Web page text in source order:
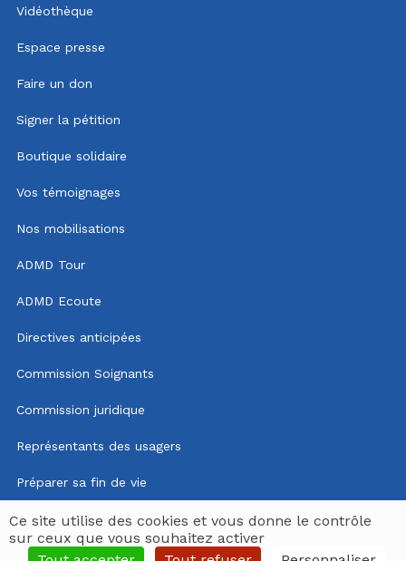
Vidéothèque
Espace presse
Faire un don
Signer la pétition
Boutique solidaire
Vos témoignages
Nos mobilisations
ADMD Tour
ADMD Ecoute
Directives anticipées
Commission Soignants
Commission juridique
Représentants des usagers
Préparer sa fin de vie
Mentions légales
Politique de confidentialité
Ce site utilise des cookies et vous donne le contrôle
sur ceux que vous souhaitez activer